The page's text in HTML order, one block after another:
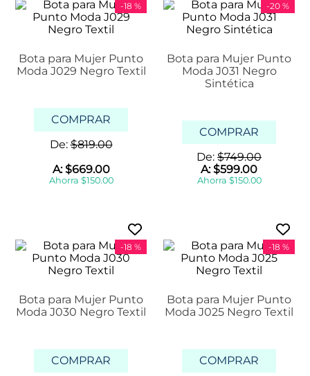
-18 %
Bota para Mujer Punto
Moda J029 Negro Textil
COMPRAR
De:$819.00
A:$669.00
Ahorra $150.00
-20 %
Bota para Mujer Punto
Moda J031 Negro
Sintética
COMPRAR
De: $749.00
A:$599.00
Ahorra $150.00
-18 %
Bota para Mujer Punto
Moda J030 Negro Textil
COMPRAR
-18 %
Bota para Mujer Punto
Moda J025 Negro Textil
COMPRAR